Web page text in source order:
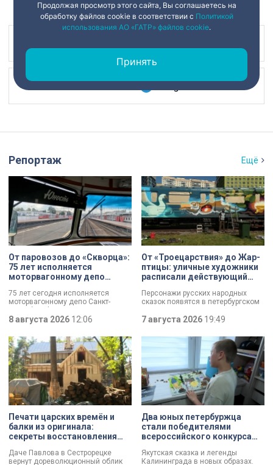
Репортаж Ещё
От паровозов до «Скворца»:
75 лет исполняется
моторвагонному депо
Финляндский
75 лет сегодня исполняется
моторвагонному депо Санкт-
Петербург-Финляндский.
Появление этого объекта для
железной дороги стало поистине
знаковым: паровозы уступили
место электричкам. Изначально
выполняли 13 пар рейсов, сейчас
— почти в 20 раз больше. В парке
предприятия — современные
вагоны и ретро-составы.
8 августа 2026 12:06
От «Троецарствия» до Жар-
птицы: уличные художники
расписали действующий
Персонажи русских народных
сказок появятся в петербургском
«Выборгское» завершился
масштабный съезд лучших
уличных художников страны — от
Краснодара до Владивостока.
Мастерам передали в полное
распоряжение шесть
действующих вагонов, и те
превратили их в настоящие арт-
объекты. Результат доказал:
баллончик с краской в руках
профессионала — это не порча
имущества, а яркий стрит-арт,
который не имеет ничего общего с
вандализмом.
7 августа 2026 19:49
Печати царских времён и
балки из оригинала:
секреты восстановления
Даче Павлова в Сестрорецке
вернут дореволюционный облик
Два юных петербуржца
стали победителями
всероссийского конкурса
Якутская сказка и легенды
Калининграда в новых образах.
Продолжая просмотр этого сайта, Вы соглашаетесь на
обработку файлов cookie в соответствии с Политикой
использования АО «ГАТР» файлов cookie.
Принять